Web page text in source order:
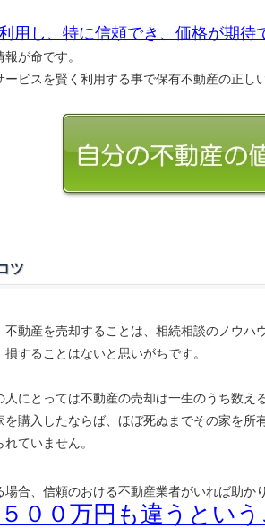
用し、特に信頼でき、価格が期待
が命です。
ービスを賢く利用する事で保有不動産の正し
ツ
不動産を売却することは、相続相談のノウハ
することはないと思いがちです。
人にとっては不動産の売却は一生のうち数え
を購入したならば、ほぼ死ぬまでその家を所
ていません。
合、信頼のおける不動産業者がいれば助か
００万円も違うとい